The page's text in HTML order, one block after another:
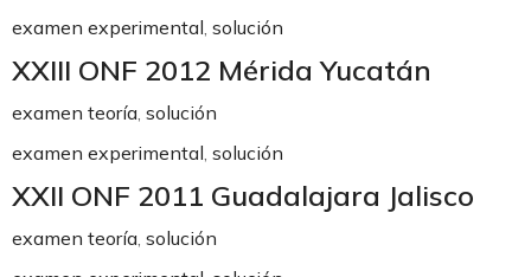
examen experimental, solución
XXIII ONF 2012 Mérida Yucatán
examen teoría, solución
examen experimental, solución
XXII ONF 2011 Guadalajara Jalisco
examen teoría, solución